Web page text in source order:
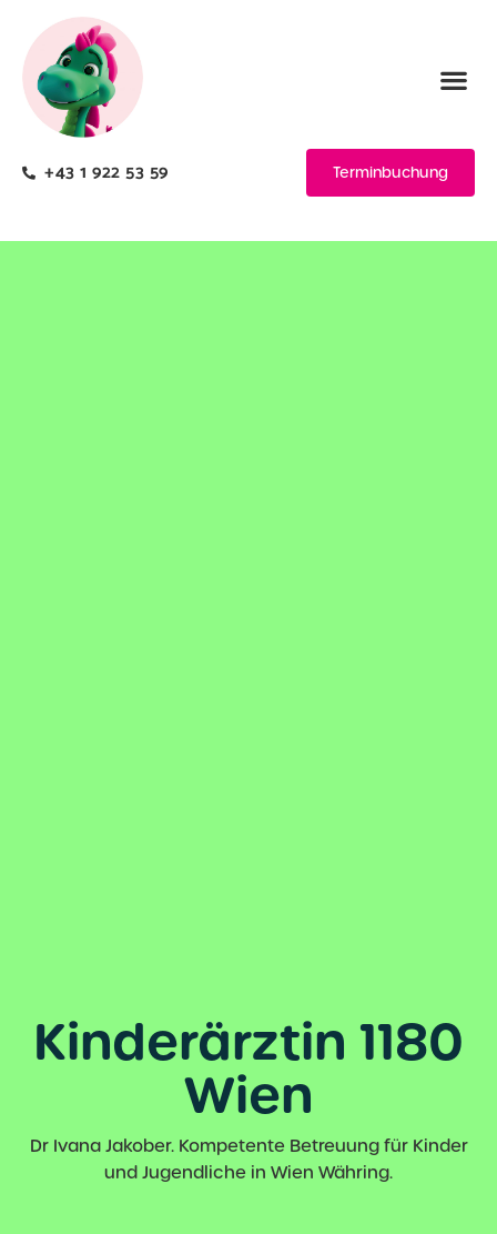
+43 1 922 53 59 Terminbuchung
Kinderärztin 1180
Wien
Dr Ivana Jakober. Kompetente Betreuung für Kinder
und Jugendliche in Wien Währing.